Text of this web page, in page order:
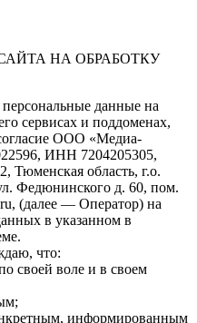
НА ОБРАБОТКУ
данные на
сервисах и поддоменах,
ООО «Медиа-
ИНН 7204205305,
Тюменская область, г.о.
Федюнинского д. 60, пом.
(далее — Оператор) на
в указанном в
что:
своей воле и в своем
информированным